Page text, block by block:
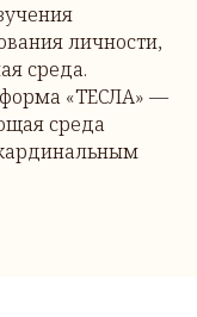
личности,
среда.
«ТЕСЛА» —
среда